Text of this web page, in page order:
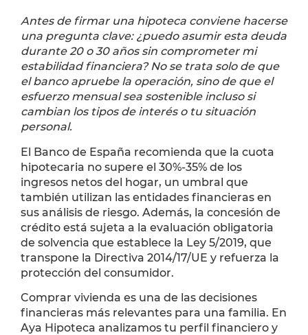
Antes de firmar una hipoteca conviene hacerse
una pregunta clave: ¿puedo asumir esta deuda
durante 20 o 30 años sin comprometer mi
estabilidad financiera? No se trata solo de que
el banco apruebe la operación, sino de que el
esfuerzo mensual sea sostenible incluso si
cambian los tipos de interés o tu situación
personal.
El Banco de España recomienda que la cuota
hipotecaria no supere el 30%-35% de los
ingresos netos del hogar, un umbral que
también utilizan las entidades financieras en
sus análisis de riesgo. Además, la concesión de
crédito está sujeta a la evaluación obligatoria
de solvencia que establece la Ley 5/2019, que
transpone la Directiva 2014/17/UE y refuerza la
protección del consumidor.
Comprar vivienda es una de las decisiones
financieras más relevantes para una familia. En
Aya Hipoteca analizamos tu perfil financiero y